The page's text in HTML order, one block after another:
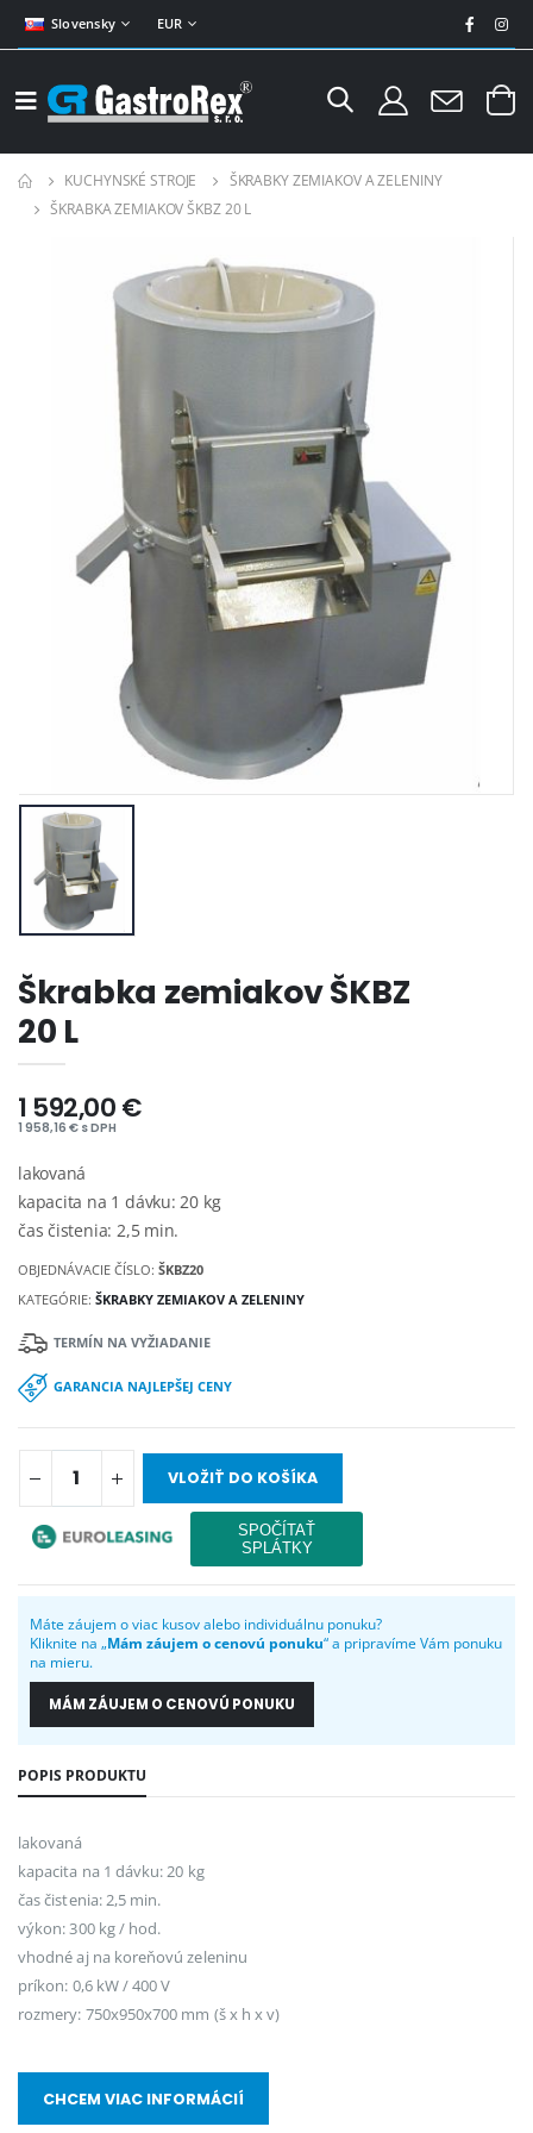
Slovensky EUR
KUCHYNSKÉ STROJE
ŠKRABKY ZEMIAKOV A ZELENINY
ŠKRABKA ZEMIAKOV ŠKBZ 20 L
Škrabka zemiakov ŠKBZ
20 L
1 592,00 €
1 958,16 € s DPH
lakovaná
kapacita na 1 dávku: 20 kg
čas čistenia: 2,5 min.
OBJEDNÁVACIE ČÍSLO:ŠKBZ20
KATEGÓRIE:ŠKRABKY ZEMIAKOV A ZELENINY
TERMÍN NA VYŽIADANIE
GARANCIA NAJLEPŠEJ CENY
VLOŽIŤ DO KOŠÍKA
Máte záujem o viac kusov alebo individuálnu ponuku?
Kliknite na „Mám záujem o cenovú ponuku“ a pripravíme Vám ponuku
na mieru.
MÁM ZÁUJEM O CENOVÚ PONUKU
POPIS PRODUKTU
lakovaná
kapacita na 1 dávku: 20 kg
čas čistenia: 2,5 min.
výkon: 300 kg / hod.
vhodné aj na koreňovú zeleninu
príkon: 0,6 kW / 400 V
rozmery: 750x950x700 mm (š x h x v)
CHCEM VIAC INFORMÁCIÍ